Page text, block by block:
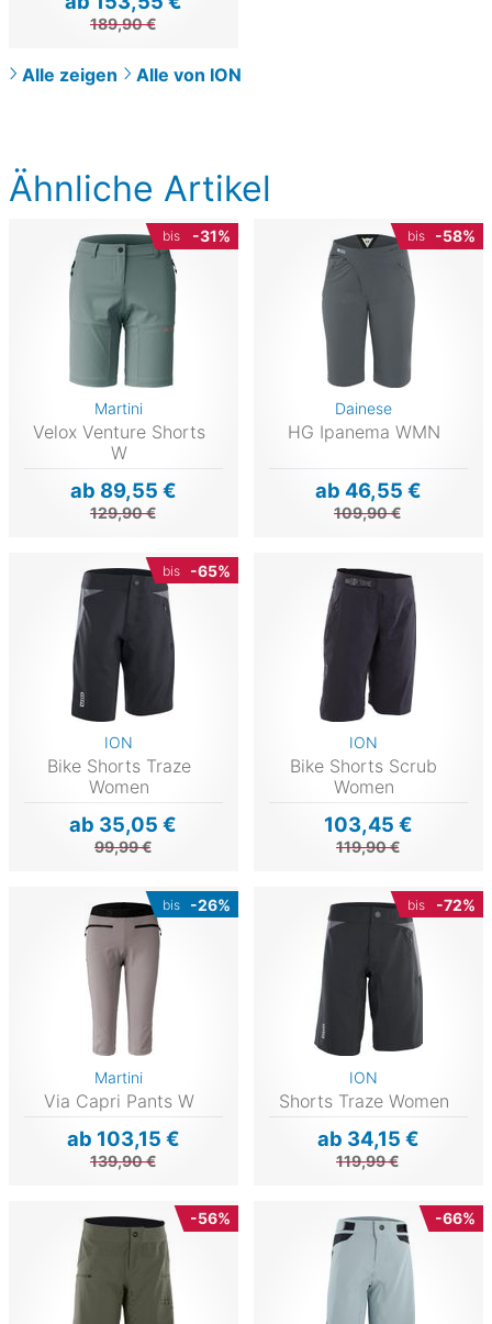
Ähnliche Artikel
bis -31%
Martini
Velox Venture Shorts
W
ab 89,55 €
129,90 €
bis -58%
Dainese
HG Ipanema WMN
ab 46,55 €
109,90 €
bis -65%
ION
Bike Shorts Traze
Women
ab 35,05 €
99,99 €
ION
Bike Shorts Scrub
Women
103,45 €
119,90 €
bis -26%
Martini
Via Capri Pants W
ab 103,15 €
139,90 €
bis -72%
ION
Shorts Traze Women
ab 34,15 €
119,99 €
-56% -66%
189,90 €
Alle zeigen Alle von ION